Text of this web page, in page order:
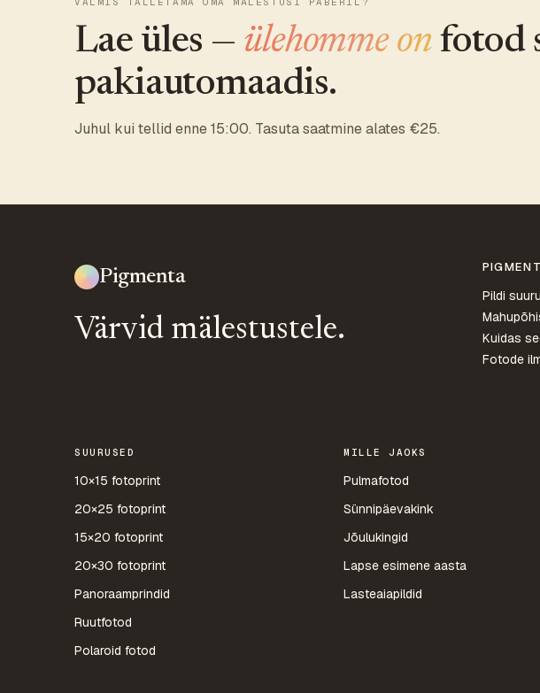
Lae üles — ülehomme onfotod
pakiautomaadis.
Juhul kui tellid enne 15:00. Tasuta saatmine alates €25.
Pigmenta
Värvid mälestustele.
Pildi
Kuidas
Fotode
SUURUSED
10×15 fotoprint
20×25 fotoprint
15×20 fotoprint
20×30 fotoprint
Panoraamprindid
Ruutfotod
Polaroid fotod
MILLE JAOKS
Pulmafotod
Sünnipäevakink
Jõulukingid
Lapse esimene aasta
Lasteaiapildid